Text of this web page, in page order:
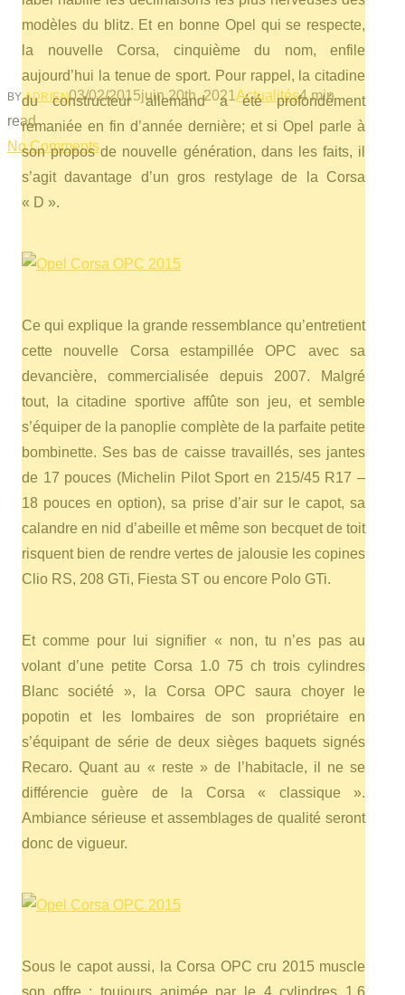
Rüsselsheim se dévoile
(vidéo)
BY ADRIEN03/02/2015juin 20th, 2021Actualités4 min
read
No Comments
modèles du blitz. Et en bonne Opel qui se respecte,
la nouvelle Corsa, cinquième du nom, enfile
aujourd’hui la tenue de sport. Pour rappel, la citadine
du constructeur allemand a été profondément
remaniée en fin d’année dernière; et si Opel parle à
son propos de nouvelle génération, dans les faits, il
s’agit davantage d’un gros restylage de la Corsa
« D ».
Ce qui explique la grande ressemblance qu’entretient
cette nouvelle Corsa estampillée OPC avec sa
devancière, commercialisée depuis 2007. Malgré
tout, la citadine sportive affûte son jeu, et semble
s’équiper de la panoplie complète de la parfaite petite
bombinette. Ses bas de caisse travaillés, ses jantes
de 17 pouces (Michelin Pilot Sport en 215/45 R17 –
18 pouces en option), sa prise d’air sur le capot, sa
calandre en nid d’abeille et même son becquet de toit
risquent bien de rendre vertes de jalousie les copines
Clio RS, 208 GTi, Fiesta ST ou encore Polo GTi.
Et comme pour lui signifier « non, tu n’es pas au
volant d’une petite Corsa 1.0 75 ch trois cylindres
Blanc société », la Corsa OPC saura choyer le
popotin et les lombaires de son propriétaire en
s’équipant de série de deux sièges baquets signés
Recaro. Quant au « reste » de l’habitacle, il ne se
différencie guère de la Corsa « classique ».
Ambiance sérieuse et assemblages de qualité seront
donc de vigueur.
Sous le capot aussi, la Corsa OPC cru 2015 muscle
son offre : toujours animée par le 4 cylindres 1.6